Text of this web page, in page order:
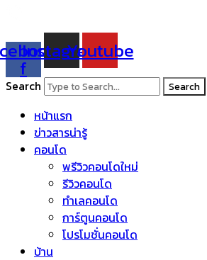
f
Instagram
Youtube
Search Search
หน้าแรก
ข่าวสารน่ารู้
คอนโด
พรีวิวคอนโดใหม่
รีวิวคอนโด
ทำเลคอนโด
การ์ตูนคอนโด
โปรโมชั่นคอนโด
บ้าน